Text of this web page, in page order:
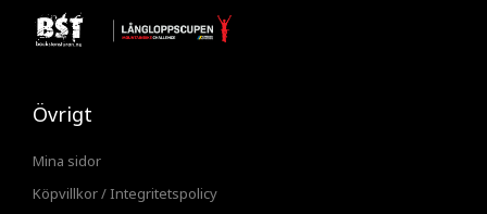
Övrigt
Mina sidor
Köpvillkor / Integritetspolicy